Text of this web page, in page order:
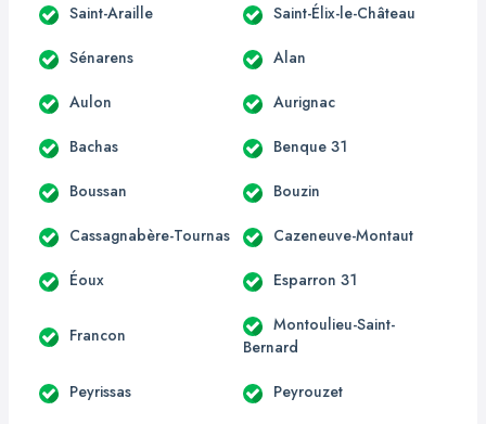
Saint-Araille Saint-Élix-le-Château
Sénarens Alan
Aulon Aurignac
Bachas Benque 31
Boussan Bouzin
Cassagnabère-Tournas Cazeneuve-Montaut
Éoux Esparron 31
Francon
Montoulieu-Saint-
Bernard
Peyrissas Peyrouzet